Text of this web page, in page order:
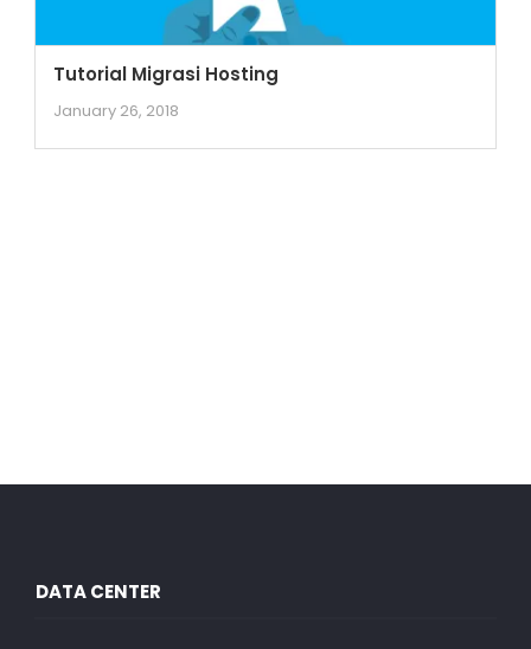
Tutorial Migrasi Hosting
January 26, 2018
DATA CENTER